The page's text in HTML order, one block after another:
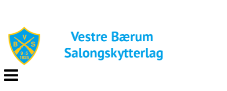
Veksle
navigasjon